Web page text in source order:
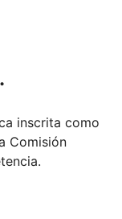
inscrita como
Comisión